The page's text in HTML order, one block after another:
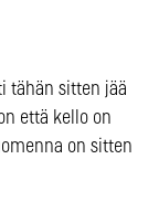
tähän sitten jää
että kello on
on sitten